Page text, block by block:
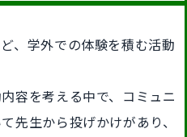
、学外での体験を積む活動
容を考える中で、コミュニ
先生から投げかけがあり、